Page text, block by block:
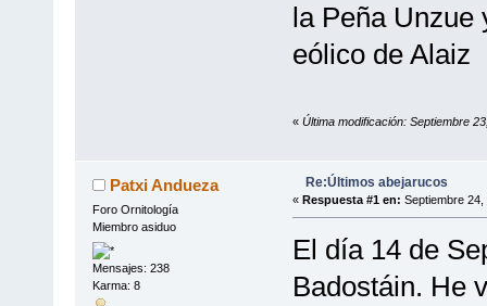
la Peña Unzue
eólico de
« Última modificación: Septiembre
Patxi Andueza
Foro Ornitología
Miembro asiduo
Mensajes: 238
Karma: 8
Re:Últimos abejarucos
« Respuesta #1 en: Septiembre
El día 14 de
Badostáin. He